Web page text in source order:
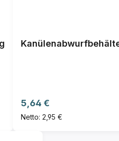
Regulärer Preis:
5,64 €
Netto: 2,95 €